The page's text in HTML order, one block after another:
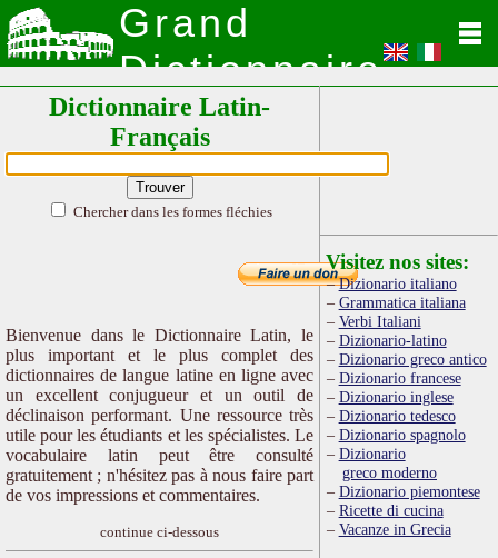
Grand
Dictionnaire
Latin
Dictionnaire Latin-
Français
Chercher dans les formes fléchies
Bienvenue dans le Dictionnaire Latin, le
plus important et le plus complet des
dictionnaires de langue latine en ligne avec
un excellent conjugueur et un outil de
déclinaison performant. Une ressource très
utile pour les étudiants et les spécialistes. Le
vocabulaire latin peut être consulté
gratuitement ; n'hésitez pas à nous faire part
de vos impressions et commentaires.
continue ci-dessous
Visitez nos sites:
Dizionario italiano
Grammatica italiana
Verbi Italiani
Dizionario-latino
Dizionario greco antico
Dizionario francese
Dizionario inglese
Dizionario tedesco
Dizionario spagnolo
Dizionario
greco moderno
Dizionario piemontese
Ricette di cucina
Vacanze in Grecia